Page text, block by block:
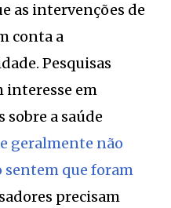
as intervenções de
conta a
Pesquisas
interesse em
a saúde
geralmente não
que foram
precisam